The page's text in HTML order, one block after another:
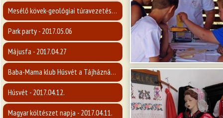
Mesélő kövek-geológiai túravezetés a Karancsra - 2017.05.14
Park party - 2017.05.06
Májusfa - 2017.04.27
Baba-Mama klub Húsvét a Tájháznál - 2017.04.12.
Húsvét - 2017.04.12.
Magyar költészet napja - 2017.04.11.